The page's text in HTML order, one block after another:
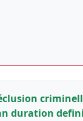
duration